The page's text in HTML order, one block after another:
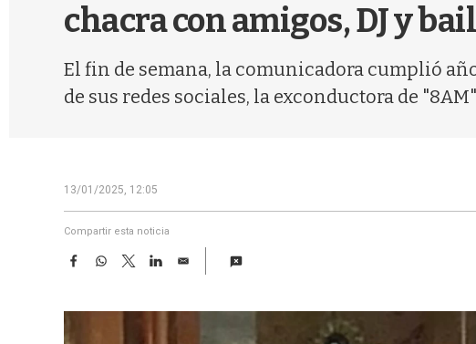
chacra con amigos, DJ y
El fin de semana, la comunicadora cumplió
de sus redes sociales, la exconductora de
13/01/2025, 12:05
Compartir esta noticia
F
e
W
t
T
w
t
L
k
E
i